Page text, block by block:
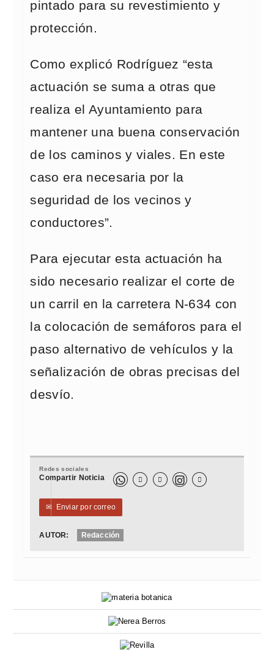
pintado para su revestimiento y
protección.
Como explicó Rodríguez “esta
actuación se suma a otras que
realiza el Ayuntamiento para
mantener una buena conservación
de los caminos y viales. En este
caso era necesaria por la
seguridad de los vecinos y
conductores”.
Para ejecutar esta actuación ha
sido necesario realizar el corte de
un carril en la carretera N-634 con
la colocación de semáforos para el
paso alternativo de vehículos y la
señalización de obras precisas del
desvío.
Redes sociales
Compartir Noticia   
✉ Enviar por correo
AUTOR: Redacción